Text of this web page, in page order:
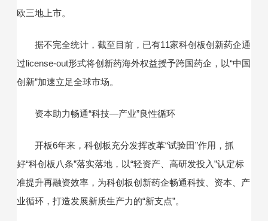
欧三地上市。
据不完全统计，截至目前，已有11家科创板创新药企通
过license-out形式将创新药海外权益授予跨国药企，以“中国
创新”加速立足全球市场。
资本助力畅通“科技—产业”良性循环
开板6年来，科创板充分发挥改革“试验田”作用，抓
好“科创板八条”落实落地，以“轻资产、高研发投入”认定标
准提升再融资效率，为科创板创新药企畅通科技、资本、产
业循环，打造发展新质生产力的“新支点”。